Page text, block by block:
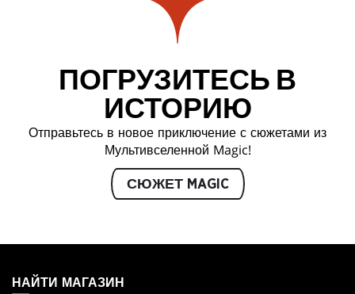
ПОГРУЗИТЕСЬ В
ИСТОРИЮ
Отправьтесь в новое приключение с сюжетами из
Мультивселенной Magic!
СЮЖЕТ MAGIC
THEНАЙТИ МАГАЗИН